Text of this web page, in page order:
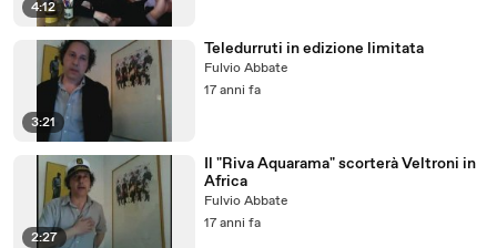
4:12
3:21
Teledurruti in edizione limitata
Fulvio Abbate
17 anni fa
2:27
Il "Riva Aquarama" scorterà Veltroni in
Africa
Fulvio Abbate
17 anni fa